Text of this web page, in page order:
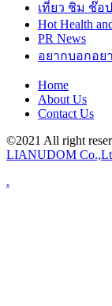
เที่ยว ชิม ช๊อป
Hot Health
PR News
อยากบอกอย
Home
About Us
Contact Us
©2021 All right
LIANUDOM
.